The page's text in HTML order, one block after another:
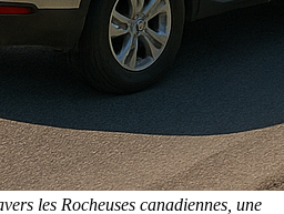
les Rocheuses canadiennes, une